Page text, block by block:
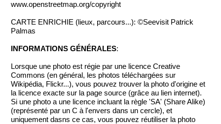
www.openstreetmap.org/copyright
CARTE ENRICHIE (lieux, parcours...): ©Seevisit Patrick
Palmas
INFORMATIONS GÉNÉRALES:
Lorsque une photo est régie par une licence Creative
Commons (en général, les photos téléchargées sur
Wikipédia, Flickr...), vous pouvez trouver la photo d'origine et
la licence exacte sur la page source (grâce au lien internet).
Si une photo a une licence incluant la règle 'SA' (Share Alike)
(représenté par un C à l'envers dans un cercle), et
uniquement dasns ce cas, vous pouvez réutiliser la photo